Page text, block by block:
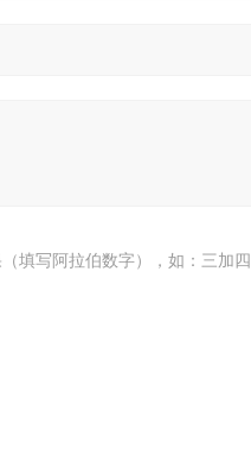
填写阿拉伯数字），如：三加四